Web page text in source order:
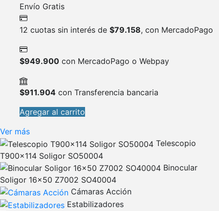
Envío Gratis
12 cuotas sin interés de $79.158, con MercadoPago
$949.900 con MercadoPago o Webpay
$911.904 con Transferencia bancaria
Agregar al carrito
Ver más
Telescopio
T900x114 Soligor SO50004
Binocular
Soligor 16x50 Z7002 SO40004
Cámaras Acción
Estabilizadores